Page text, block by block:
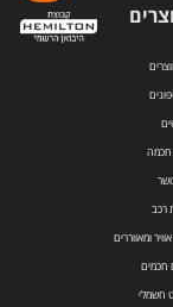
חכמה
רכב
ומאווררים
חכמים
חשמלי